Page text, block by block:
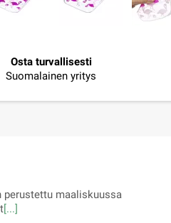
Osta turvallisesti
Suomalainen yritys
perustettu maaliskuussa
[...]